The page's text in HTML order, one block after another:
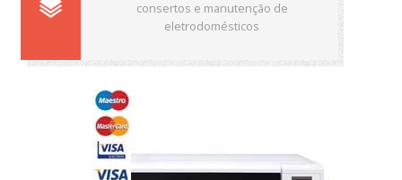
consertos e manutenção de
eletrodomésticos